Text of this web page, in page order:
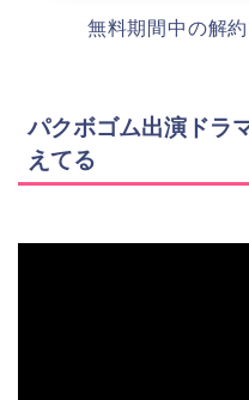
無料期間中の解
パクボゴム出演ドラ
えてる